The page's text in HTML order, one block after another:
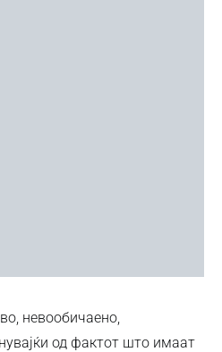
невообичаено,
од фактот што имаат